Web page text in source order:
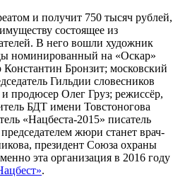
и получит 750 тысяч рублей,
состоящее из
В него вошли художник
номинированный на «Оскар»
Константин Бронзит; московский
Гильдии словесников
продюсер Олег Груз; режиссёр,
БДТ имени Товстоногова
«Нацбеста-2015» писатель
жюри станет врач-
президент Союза охраны
эта организация в 2016 году
.